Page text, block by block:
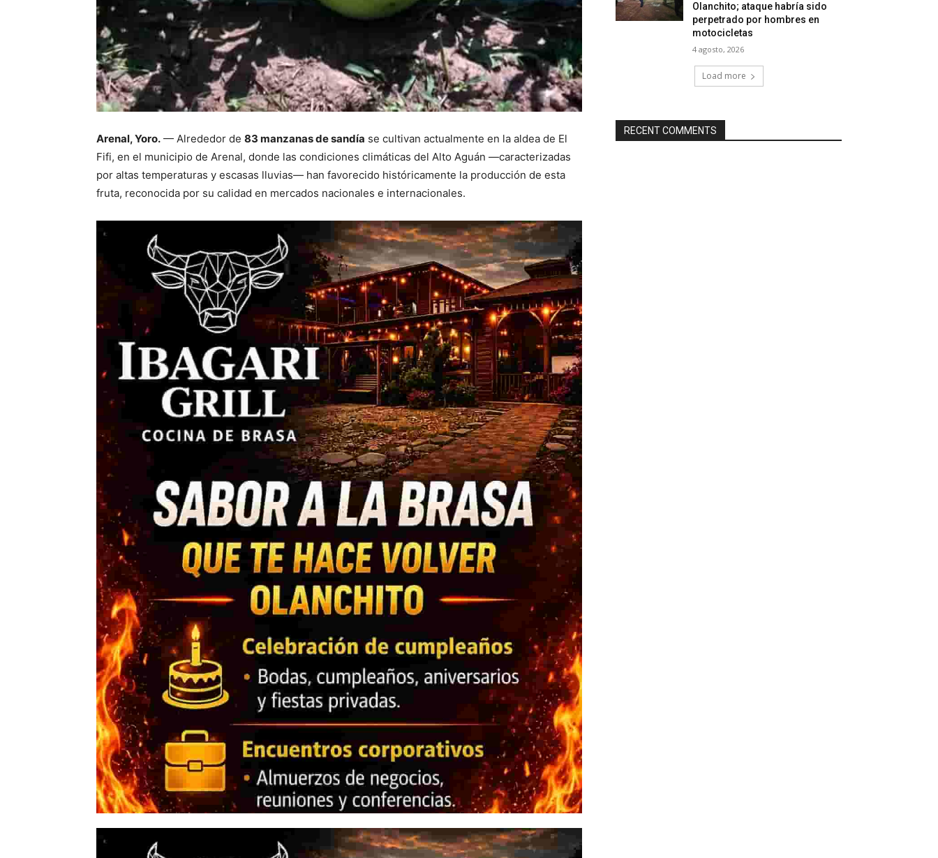
Arenal, Yoro. — Alrededor de 83 manzanas de sandía se cultivan actualmente en la aldea de El
Fifi, en el municipio de Arenal, donde las condiciones climáticas del Alto Aguán —caracterizadas
por altas temperaturas y escasas lluvias— han favorecido históricamente la producción de esta
fruta, reconocida por su calidad en mercados nacionales e internacionales.
Olanchito; ataque habría sido
perpetrado por hombres en
motocicletas
4 agosto, 2026
Load more
RECENT COMMENTS